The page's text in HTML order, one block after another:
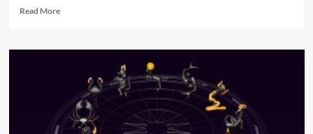
Read MoreRead
U
astro
šok
kakav